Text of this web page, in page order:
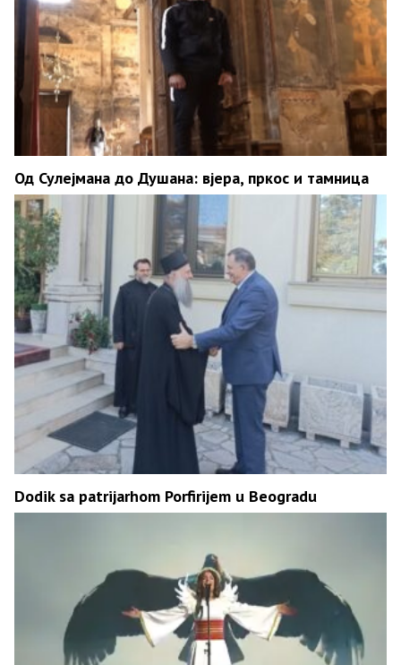
Од Сулејмана до Душана: вјера, пркос и тамница
Dodik sa patrijarhom Porfirijem u Beogradu